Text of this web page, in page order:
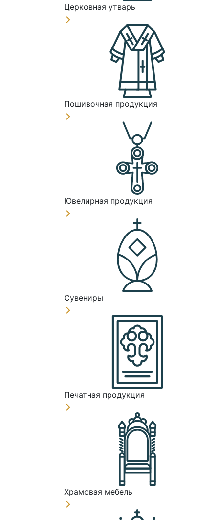
Церковная утварь
Пошивочная продукция
Ювелирная продукция
Сувениры
Печатная продукция
Храмовая мебель